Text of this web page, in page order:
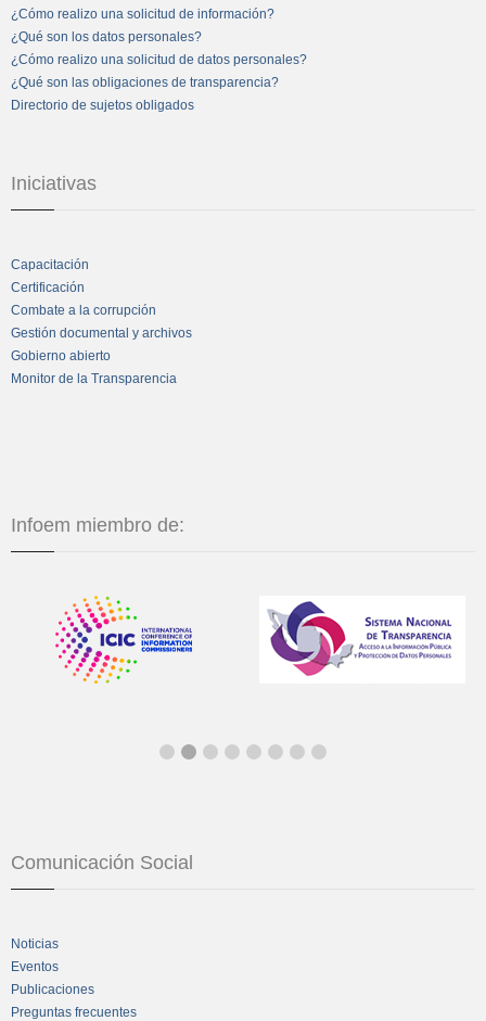
¿Cómo realizo una solicitud de información?
¿Qué son los datos personales?
¿Cómo realizo una solicitud de datos personales?
¿Qué son las obligaciones de transparencia?
Directorio de sujetos obligados
Iniciativas
Capacitación
Certificación
Combate a la corrupción
Gestión documental y archivos
Gobierno abierto
Monitor de la Transparencia
Infoem miembro de:
Comunicación Social
Noticias
Eventos
Publicaciones
Preguntas frecuentes